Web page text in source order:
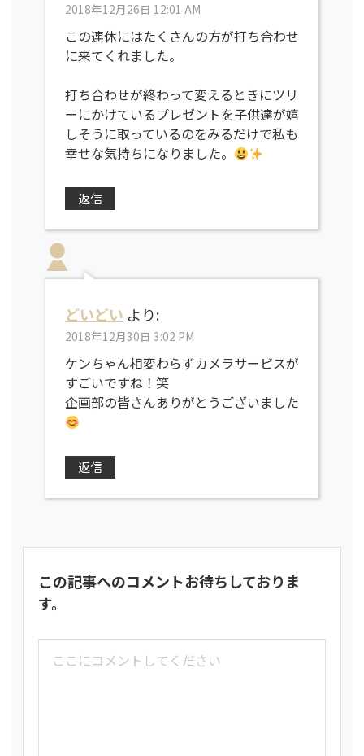
2018年12月26日 12:01 AM
この連休にはたくさんの方が打ち合わせ
に来てくれました。
打ち合わせが終わって変えるときにツリ
ーにかけているプレゼントを子供達が嬉
しそうに取っているのをみるだけで私も
幸せな気持ちになりました。
返信
どいどい より:
2018年12月30日 3:02 PM
ケンちゃん相変わらずカメラサービスが
すごいですね！笑
企画部の皆さんありがとうございました
返信
この記事へのコメントお待ちしておりま
す。